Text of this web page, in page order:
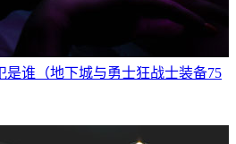
是谁（地下城与勇士狂战士装备75